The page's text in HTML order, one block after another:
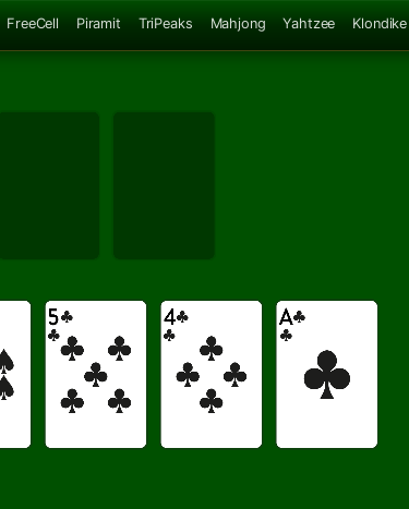
FreeCell Piramit TriPeaks Mahjong Yahtzee Klondike